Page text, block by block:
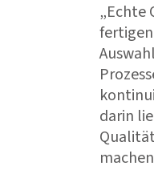
„Echte
darin